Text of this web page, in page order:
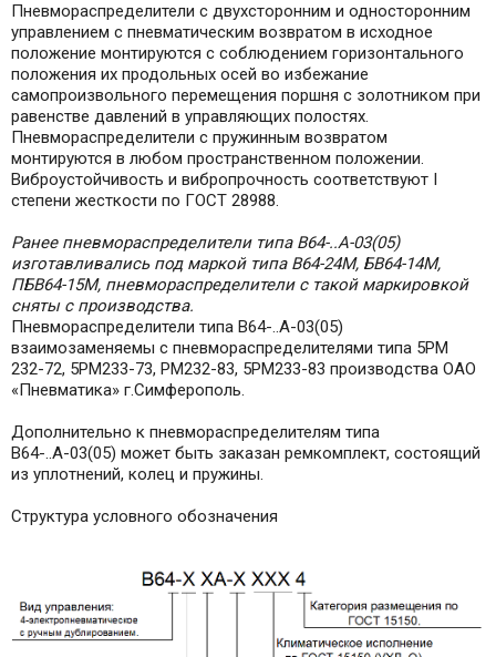
Пневмораспределители c двухсторонним и односторонним
управлением с пневматическим возвратом в исходное
положение монтируются с соблюдением горизонтального
положения их продольных осей во избежание
самопроизвольного перемещения поршня с золотником при
равенстве давлений в управляющих полостях.
Пневмораспределители с пружинным возвратом
монтируются в любом пространственном положении.
Виброустойчивость и вибропрочность соответствуют I
степени жесткости по ГОСТ 28988.
Ранее пневмораспределители типа В64-..А-03(05)
изготавливались под маркой типа В64-24М, БВ64-14М,
ПБВ64-15М, пневмораспределители с такой маркировкой
сняты с производства.
Пневмораспределители типа В64-..А-03(05)
взаимозаменяемы с пневмораспределителями типа 5РМ
232-72, 5РМ233-73, РМ232-83, 5РМ233-83 производства ОАО
«Пневматика» г.Симферополь.
Дополнительно к пневмораспределителям типа
В64-..А-03(05) может быть заказан ремкомплект, состоящий
из уплотнений, колец и пружины.
Структура условного обозначения